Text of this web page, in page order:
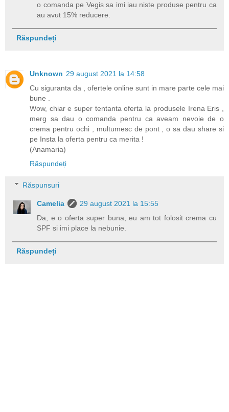
o comanda pe Vegis sa imi iau niste produse pentru ca
au avut 15% reducere.
Răspundeți
Unknown 29 august 2021 la 14:58
Cu siguranta da , ofertele online sunt in mare parte cele mai
bune .
Wow, chiar e super tentanta oferta la produsele Irena Eris ,
merg sa dau o comanda pentru ca aveam nevoie de o
crema pentru ochi , multumesc de pont , o sa dau share si
pe Insta la oferta pentru ca merita !
(Anamaria)
Răspundeți
Răspunsuri
Camelia
29 august 2021 la 15:55
Da, e o oferta super buna, eu am tot folosit crema cu
SPF si imi place la nebunie.
Răspundeți